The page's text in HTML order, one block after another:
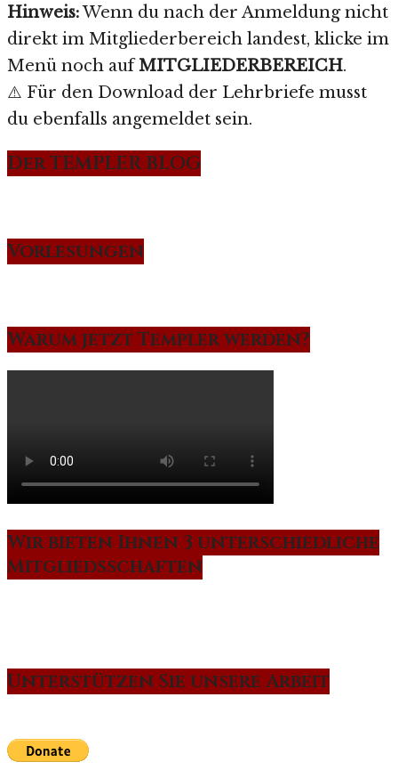
Hinweis:Wenn du nach der Anmeldung nicht
direkt im Mitgliederbereich landest, klicke im
Menü noch aufMITGLIEDERBEREICH.
⚠️ Für den Download der Lehrbriefe musst
du ebenfalls angemeldet sein.
Der TEMPLER BLOG
Vorlesungen
Warum jetzt Templer werden?
Wir bieten Ihnen 3 unterschiedliche
Mitgliedsschaften
Unterstützen Sie unsere Arbeit